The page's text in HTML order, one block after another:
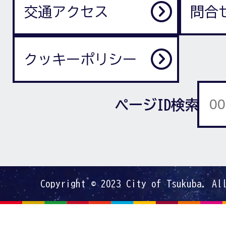
交通アクセス 問合
クッキーポリシー
ページID検索
Copyright © 2023 City of Tsukuba.